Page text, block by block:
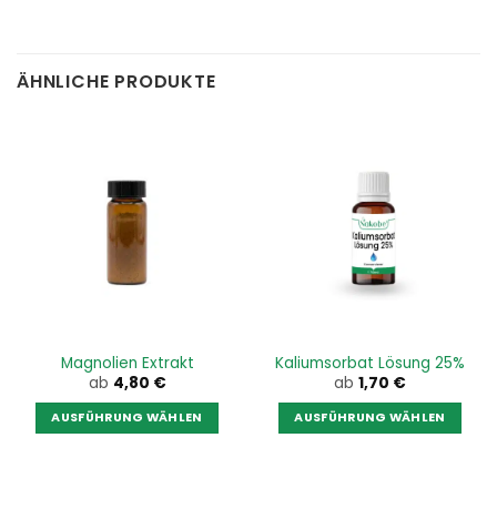
ÄHNLICHE PRODUKTE
Magnolien Extrakt
ab 4,80 €
AUSFÜHRUNG WÄHLEN
Kaliumsorbat Lösung 25%
ab 1,70 €
AUSFÜHRUNG WÄHLEN